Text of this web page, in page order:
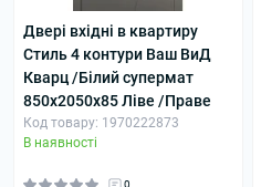
Двері вхідні в квартиру
Стиль 4 контури Ваш ВиД
Кварц /Білий супермат
850х2050х85 Ліве /Праве
Код товару: 1970222873
В наявності
0